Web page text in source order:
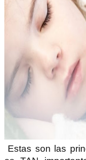
Estas son las